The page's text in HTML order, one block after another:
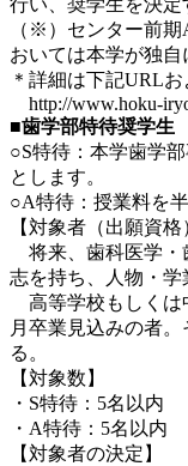
（※）センター前
おいては本学が独自
＊詳細は下記URL
http://www.hoku-
■歯学部特待奨学
○S特待：本学歯学
とします。
○A特待：授業料を
【対象者（出願資格
将来、歯科医学・
志を持ち、人物・学
高等学校もしくは
月卒業見込みの者
る。
【対象数】
・S特待：5名以内
・A特待：5名以内
【対象者の決定】